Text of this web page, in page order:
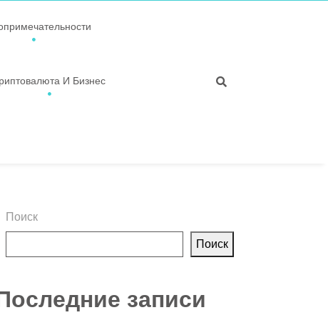
И Бизнес
Поиск
Поиск
записи